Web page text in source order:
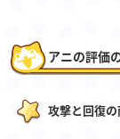
アニの評価
攻撃と回復